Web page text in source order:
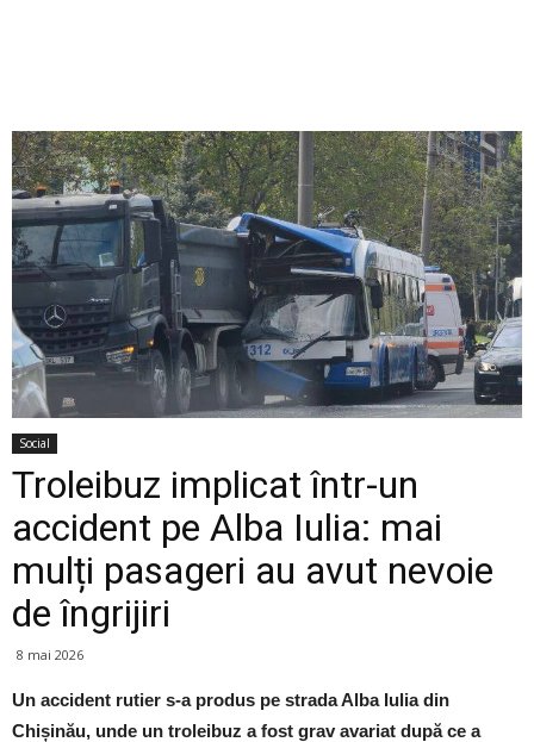
Social
Troleibuz implicat într-un
accident pe Alba Iulia: mai
mulți pasageri au avut nevoie
de îngrijiri
8 mai 2026
Un accident rutier s-a produs pe strada Alba Iulia din
Chișinău, unde un troleibuz a fost grav avariat după ce a